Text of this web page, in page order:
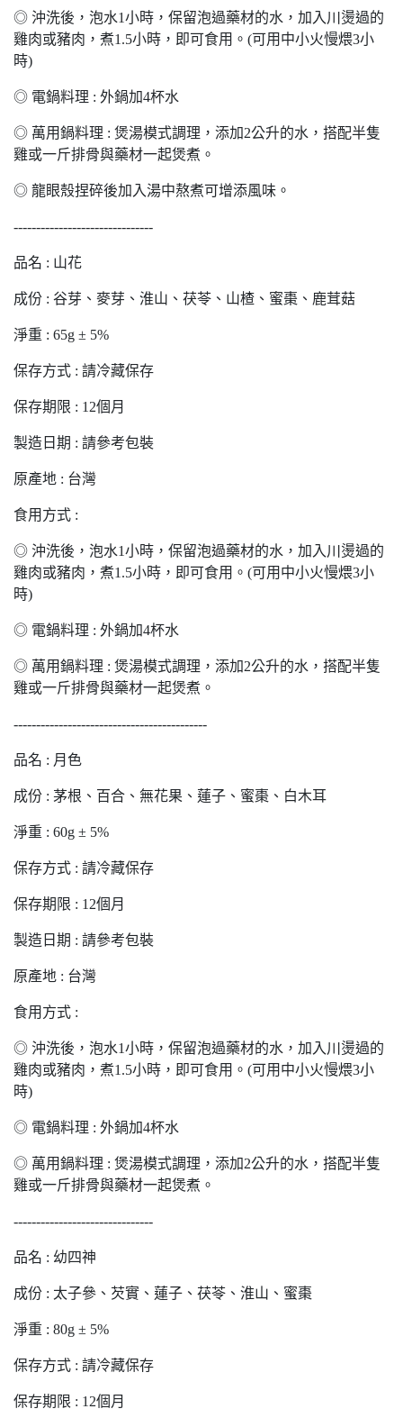
◎ 沖洗後，泡水1小時，保留泡過藥材的水，加入川燙過的
雞肉或豬肉，煮1.5小時，即可食用。(可用中小火慢煨3小
時)
◎ 電鍋料理 : 外鍋加4杯水
◎ 萬用鍋料理 : 煲湯模式調理，添加2公升的水，搭配半隻
雞或一斤排骨與藥材一起煲煮。
◎ 龍眼殼捏碎後加入湯中熬煮可增添風味。
-------------------------------
品名 : 山花
成份 : 谷芽、麥芽、淮山、茯苓、山楂、蜜棗、鹿茸菇
淨重 : 65g ± 5%
保存方式 : 請冷藏保存
保存期限 : 12個月
製造日期 : 請參考包裝
原產地 : 台灣
食用方式 :
◎ 沖洗後，泡水1小時，保留泡過藥材的水，加入川燙過的
雞肉或豬肉，煮1.5小時，即可食用。(可用中小火慢煨3小
時)
◎ 電鍋料理 : 外鍋加4杯水
◎ 萬用鍋料理 : 煲湯模式調理，添加2公升的水，搭配半隻
雞或一斤排骨與藥材一起煲煮。
-------------------------------------------
品名 : 月色
成份 : 茅根、百合、無花果、蓮子、蜜棗、白木耳
淨重 : 60g ± 5%
保存方式 : 請冷藏保存
保存期限 : 12個月
製造日期 : 請參考包裝
原產地 : 台灣
食用方式 :
◎ 沖洗後，泡水1小時，保留泡過藥材的水，加入川燙過的
雞肉或豬肉，煮1.5小時，即可食用。(可用中小火慢煨3小
時)
◎ 電鍋料理 : 外鍋加4杯水
◎ 萬用鍋料理 : 煲湯模式調理，添加2公升的水，搭配半隻
雞或一斤排骨與藥材一起煲煮。
-------------------------------
品名 : 幼四神
成份 : 太子參、芡實、蓮子、茯苓、淮山、蜜棗
淨重 : 80g ± 5%
保存方式 : 請冷藏保存
保存期限 : 12個月